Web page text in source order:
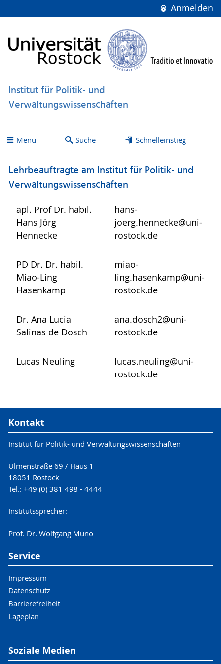
Anmelden
Institut für Politik- und
Verwaltungswissenschaften
Menü Suche Schnelleinstieg
Lehrbeauftragte am Institut für Politik- und
Verwaltungswissenschaften
apl. Prof Dr. habil.
Hans Jörg
Hennecke
hans-
joerg.hennecke@uni-
rostock.de
PD Dr. Dr. habil.
Miao-Ling
Hasenkamp
miao-
ling.hasenkamp@uni-
rostock.de
Dr. Ana Lucia
Salinas de Dosch
ana.dosch2@uni-
rostock.de
Lucas Neuling
lucas.neuling@uni-
rostock.de
Kontakt
Institut für Politik- und Verwaltungswissenschaften
Ulmenstraße 69 / Haus 1
18051 Rostock
Tel.: +49 (0) 381 498 - 4444
Institutssprecher:
Prof. Dr. Wolfgang Muno
Service
Impressum
Datenschutz
Barrierefreiheit
Lageplan
Soziale Medien